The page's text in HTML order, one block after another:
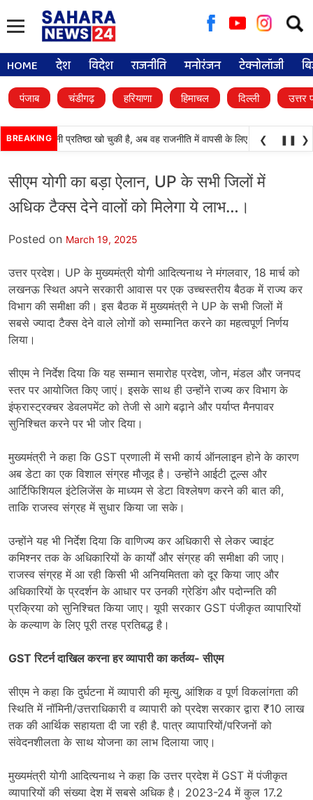
for:
HOME देश विदेश राजनीति मनोरंजन टेक्नोलॉजी
पंजाब चंडीगढ़ हरियाणा हिमाचल दिल्ली उत्तर
BREAKINGदल) अपनी प्रतिष्ठा खो चुकी है, अब वह राजनीति में वापसी के लिए भाजपा से
❮ ❚❚ ❯
सीएम योगी का बड़ा ऐलान, UP के सभी जिलों में
अधिक टैक्स देने वालों को मिलेगा ये लाभ…।
Posted on March 19, 2025
उत्तर प्रदेश। UP के मुख्यमंत्री योगी आदित्यनाथ ने मंगलवार, 18 मार्च को
लखनऊ स्थित अपने सरकारी आवास पर एक उच्चस्तरीय बैठक में राज्य कर
विभाग की समीक्षा की। इस बैठक में मुख्यमंत्री ने UP के सभी जिलों में
सबसे ज्यादा टैक्स देने वाले लोगों को सम्मानित करने का महत्वपूर्ण निर्णय
लिया।
सीएम ने निर्देश दिया कि यह सम्मान समारोह प्रदेश, जोन, मंडल और जनपद
स्तर पर आयोजित किए जाएं। इसके साथ ही उन्होंने राज्य कर विभाग के
इंफ्रास्ट्रक्चर डेवलपमेंट को तेजी से आगे बढ़ाने और पर्याप्त मैनपावर
सुनिश्चित करने पर भी जोर दिया।
मुख्यमंत्री ने कहा कि GST प्रणाली में सभी कार्य ऑनलाइन होने के कारण
अब डेटा का एक विशाल संग्रह मौजूद है। उन्होंने आईटी टूल्स और
आर्टिफिशियल इंटेलिजेंस के माध्यम से डेटा विश्लेषण करने की बात की,
ताकि राजस्व संग्रह में सुधार किया जा सके।
उन्होंने यह भी निर्देश दिया कि वाणिज्य कर अधिकारी से लेकर ज्वाइंट
कमिश्नर तक के अधिकारियों के कार्यों और संग्रह की समीक्षा की जाए।
राजस्व संग्रह में आ रही किसी भी अनियमितता को दूर किया जाए और
अधिकारियों के प्रदर्शन के आधार पर उनकी ग्रेडिंग और पदोन्नति की
प्रक्रिया को सुनिश्चित किया जाए। यूपी सरकार GST पंजीकृत व्यापारियों
के कल्याण के लिए पूरी तरह प्रतिबद्ध है।
GST रिटर्न दाखिल करना हर व्यापारी का कर्तव्य- सीएम
सीएम ने कहा कि दुर्घटना में व्यापारी की मृत्यु, आंशिक व पूर्ण विकलांगता की
स्थिति में नॉमिनी/उत्तराधिकारी व व्यापारी को प्रदेश सरकार द्वारा ₹10 लाख
तक की आर्थिक सहायता दी जा रही है. पात्र व्यापारियों/परिजनों को
संवेदनशीलता के साथ योजना का लाभ दिलाया जाए।
मुख्यमंत्री योगी आदित्यनाथ ने कहा कि उत्तर प्रदेश में GST में पंजीकृत
व्यापारियों की संख्या देश में सबसे अधिक है। 2023-24 में कुल 17.2